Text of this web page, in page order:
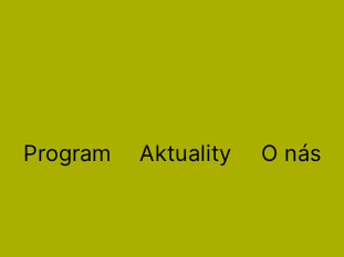
Program Aktuality O nás